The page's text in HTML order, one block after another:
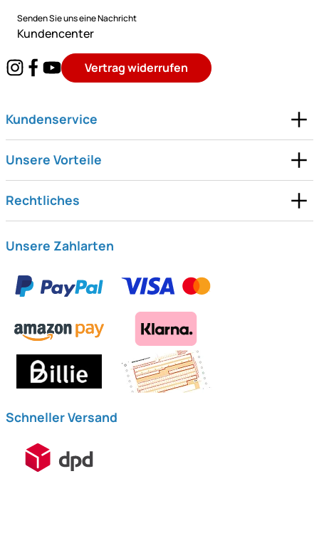
Senden Sie uns eine Nachricht
Kundencenter
Vertrag widerrufen
Kundenservice
Unsere Vorteile
Rechtliches
Unsere Zahlarten
Schneller Versand